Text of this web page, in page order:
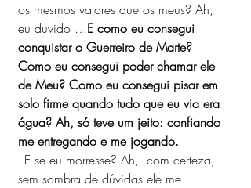
os mesmos valores que os meus? Ah,
eu duvido …E como eu consegui
conquistar o Guerreiro de Marte?
Como eu consegui poder chamar ele
de Meu? Como eu consegui pisar em
solo firme quando tudo que eu via era
água? Ah, só teve um jeito: confiando
me entregando e me jogando.
- E se eu morresse? Ah,  com certeza,
sem sombra de dúvidas ele me